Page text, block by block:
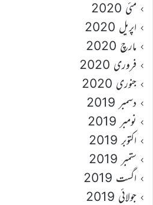
مئی 2020
اپریل 2020
مارچ 2020
فروری 2020
جنوری 2020
دسمبر 2019
نومبر 2019
اکتوبر 2019
ستمبر 2019
اگست 2019
جولائی 2019